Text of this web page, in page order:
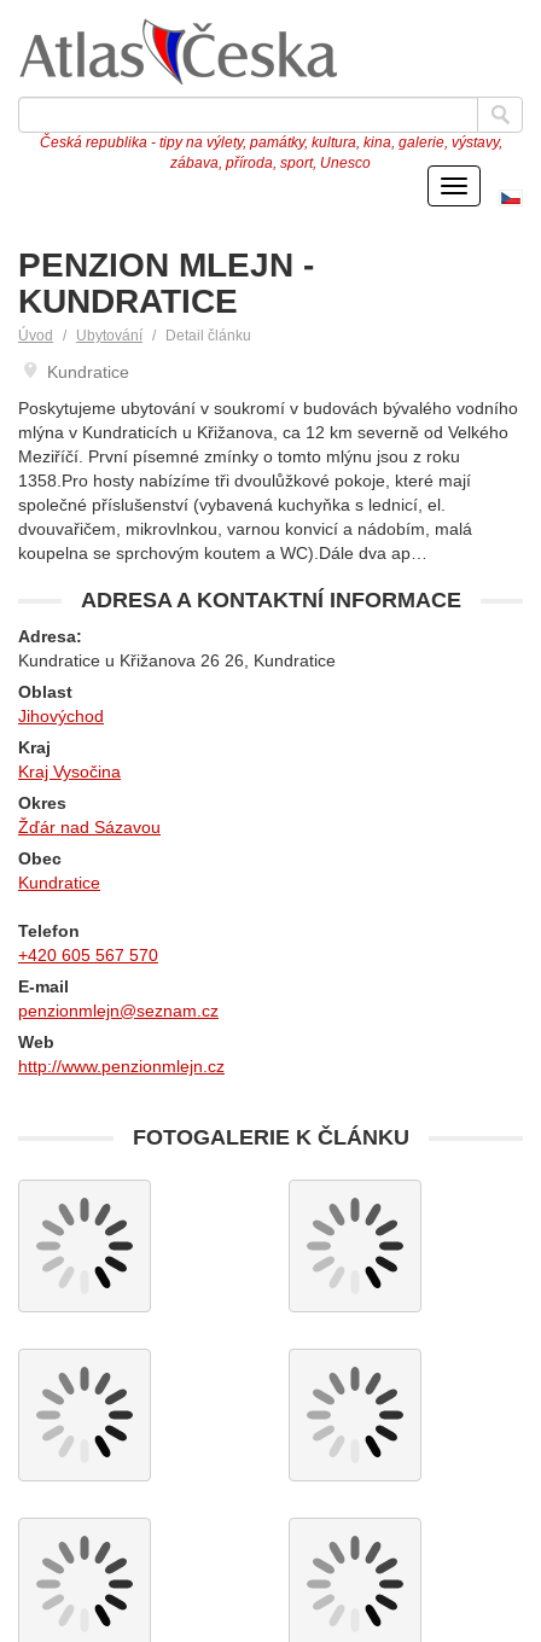
Česká republika - tipy na výlety, památky, kultura, kina, galerie, výstavy,
zábava, příroda, sport, Unesco
Menu
PENZION MLEJN -
KUNDRATICE
Úvod Ubytování Detail článku
Kundratice
Poskytujeme ubytování v soukromí v budovách bývalého vodního
mlýna v Kundraticích u Křižanova, ca 12 km severně od Velkého
Meziříčí. První písemné zmínky o tomto mlýnu jsou z roku
1358.Pro hosty nabízíme tři dvoulůžkové pokoje, které mají
společné příslušenství (vybavená kuchyňka s lednicí, el.
dvouvařičem, mikrovlnkou, varnou konvicí a nádobím, malá
koupelna se sprchovým koutem a WC).Dále dva ap…
ADRESA A KONTAKTNÍ INFORMACE
Adresa:
Kundratice u Křižanova 26 26, Kundratice
Oblast
Jihovýchod
Kraj
Kraj Vysočina
Okres
Žďár nad Sázavou
Obec
Kundratice
Telefon
+420 605 567 570
E-mail
penzionmlejn@seznam.cz
Web
http://www.penzionmlejn.cz
FOTOGALERIE K ČLÁNKU